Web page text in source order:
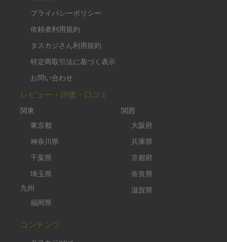
プライバシーポリシー
依頼者利用規約
タスカジさん利用規約
特定商取引法に基づく表示
お問い合わせ
レビュー・評価・口コミ
関東
東京都
神奈川県
千葉県
埼玉県
九州
福岡県
関西
大阪府
兵庫県
京都府
奈良県
滋賀県
コンテンツ